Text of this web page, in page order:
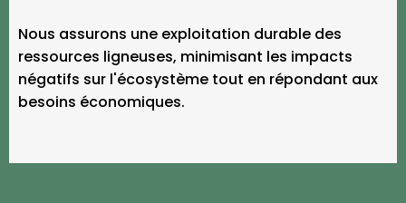
Nous assurons une exploitation durable des
ressources ligneuses, minimisant les impacts
négatifs sur l'écosystème tout en répondant aux
besoins économiques.